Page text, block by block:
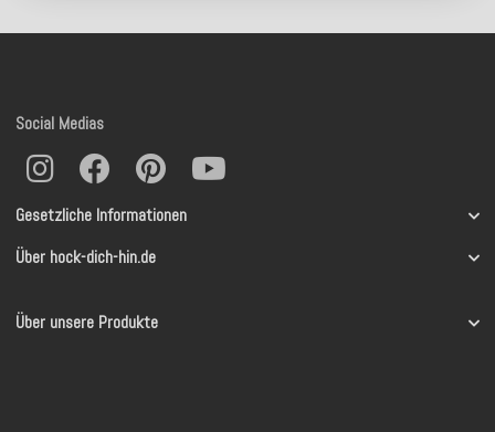
Gesetzliche Informationen
Über hock-dich-hin.de
Über unsere Produkte
Social Medias